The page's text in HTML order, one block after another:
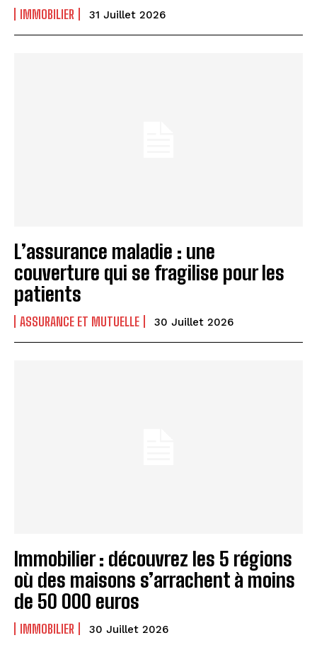
IMMOBILIER 31 Juillet 2026
L’assurance maladie : une
couverture qui se fragilise pour les
patients
ASSURANCE ET MUTUELLE 30 Juillet 2026
Immobilier : découvrez les 5 régions
où des maisons s’arrachent à moins
de 50 000 euros
IMMOBILIER 30 Juillet 2026